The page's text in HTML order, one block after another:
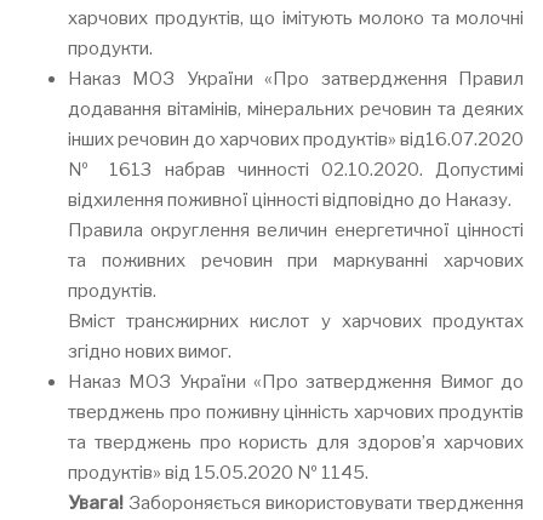
харчових продуктів, що імітують молоко та молочні
продукти.
Наказ МОЗ України «Про затвердження Правил
додавання вітамінів, мінеральних речовин та деяких
інших речовин до харчових продуктів» від16.07.2020
№ 1613 набрав чинності 02.10.2020. Допустимі
відхилення поживної цінності відповідно до Наказу.
Правила округлення величин енергетичної цінності
та поживних речовин при маркуванні харчових
продуктів.
Вміст трансжирних кислот у харчових продуктах
згідно нових вимог.
Наказ МОЗ України «Про затвердження Вимог до
тверджень про поживну цінність харчових продуктів
та тверджень про користь для здоров’я харчових
продуктів» від 15.05.2020 № 1145.
Увага! Забороняється використовувати твердження